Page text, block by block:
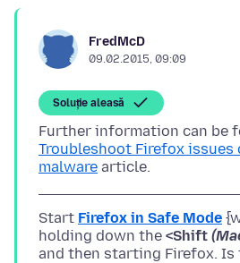
FredMcD
09.02.2015, 09:09
Soluție aleasă
Further information can be
Troubleshoot Firefox issues
malware
Start Firefox in Safe Mode
holding down the <Shift
and then starting Firefox.